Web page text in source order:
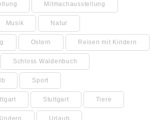
Mitmachausstellung
Musik Natur
Ostern Reisen mit Kindern
Schloss Waldenbuch
Sport
Stuttgart Tiere
Urlaub